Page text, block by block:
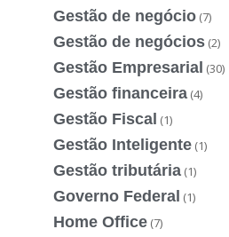
Gestão de negócio (7)
Gestão de negócios (2)
Gestão Empresarial (30)
Gestão financeira (4)
Gestão Fiscal (1)
Gestão Inteligente (1)
Gestão tributária (1)
Governo Federal (1)
Home Office (7)